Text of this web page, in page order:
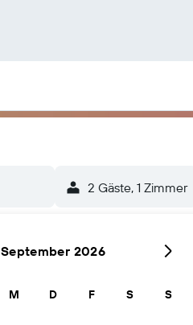
2 Gäste, 1 Zimmer
September 2026
M D F S S